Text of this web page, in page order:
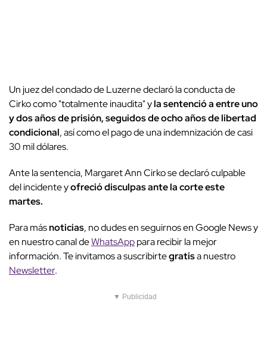
Un juez del condado de Luzerne declaró la conducta de
Cirko como "totalmente inaudita" yla sentenció a entre uno
y dos años de prisión, seguidos de ocho años de libertad
condicional, así como el pago de una indemnización de casi
30 mil dólares.
Ante la sentencia, Margaret Ann Cirko se declaró culpable
del incidente yofreció disculpas ante la corte este
martes.
Para másnoticias, no dudes en seguirnos en Google News y
en nuestro canal deWhatsApppara recibir la mejor
información. Te invitamos a suscribirtegratisa nuestro
Newsletter.
▼ Publicidad